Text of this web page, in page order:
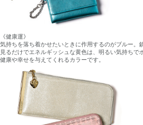
《健康運》
気持ちを落ち着かせたいときに作用するのがブルー。
見るだけでエネルギッシュな黄色は、明るい気持ちで
健康や幸せを与えてくれるカラーです。